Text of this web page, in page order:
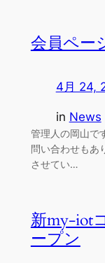
会員ペー
4月 24,
in News
管理人の岡山で
問い合わせもあ
させてい…
新my-iot
ープン